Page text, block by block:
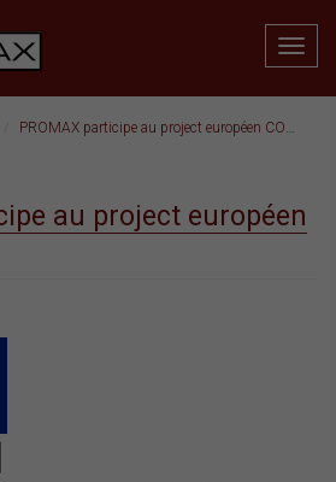
PROMAX participe au project européen COCONUT
au project européen